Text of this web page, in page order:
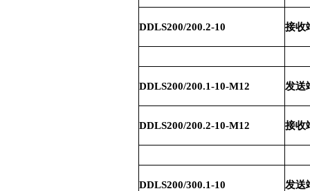
DDLS200/200.2-10 接收
DDLS200/200.1-10-M12 发送
DDLS200/200.2-10-M12 接收
DDLS200/300.1-10 发送